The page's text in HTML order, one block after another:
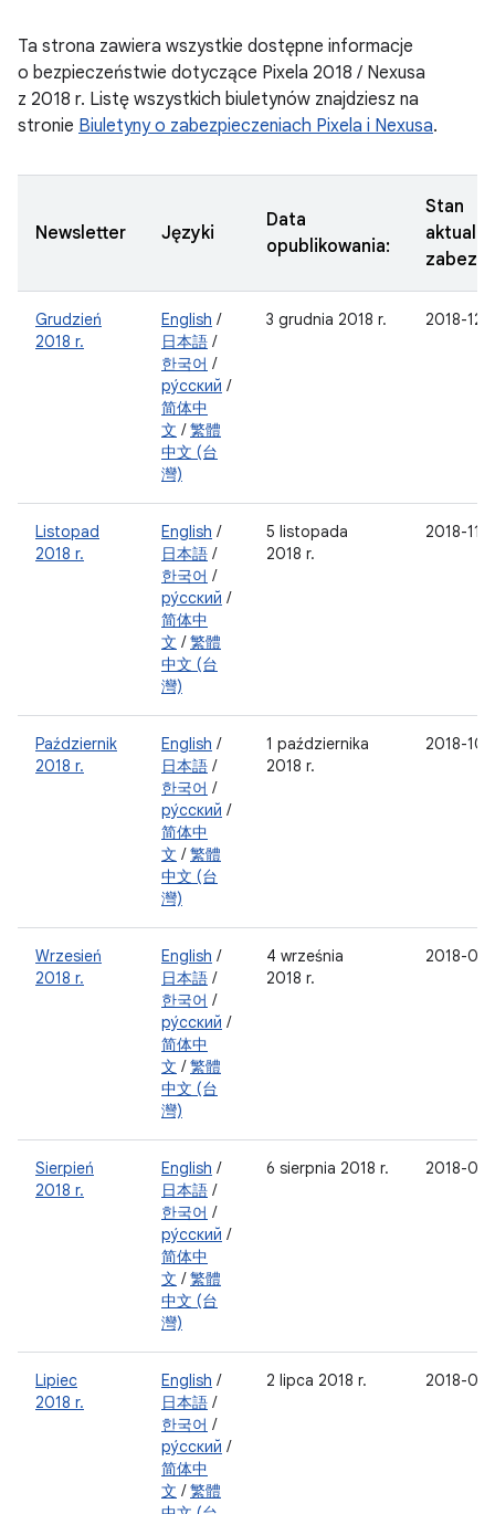
Ta strona zawiera wszystkie dostępne informacje
o bezpieczeństwie dotyczące Pixela 2018 / Nexusa
z 2018 r. Listę wszystkich biuletynów znajdziesz na
stronie Biuletyny o zabezpieczeniach Pixela i Nexusa.
Newsletter Języki
Data
opublikowania:
Stan
Grudzień
2018 r.
English /
日本語 /
한국어 /
ру́сский /
简体中
文 /繁體
中文 (台
灣)
3 grudnia 2018 r. 2018-12-
Listopad
2018 r.
English /
日本語 /
한국어 /
ру́сский /
简体中
文 /繁體
中文 (台
灣)
5 listopada
2018 r.
2018-11-
Październik
2018 r.
English /
日本語 /
한국어 /
ру́сский /
简体中
文 /繁體
中文 (台
灣)
1 października
2018 r.
2018-
Wrzesień
2018 r.
English /
日本語 /
한국어 /
ру́сский /
简体中
文 /繁體
中文 (台
灣)
4 września
2018 r.
2018-
Sierpień
2018 r.
English /
日本語 /
한국어 /
ру́сский /
简体中
文 /繁體
中文 (台
灣)
6 sierpnia 2018 r. 2018-
Lipiec
2018 r.
English /
日本語 /
한국어 /
ру́сский /
简体中
文 /繁體
2 lipca 2018 r. 2018-